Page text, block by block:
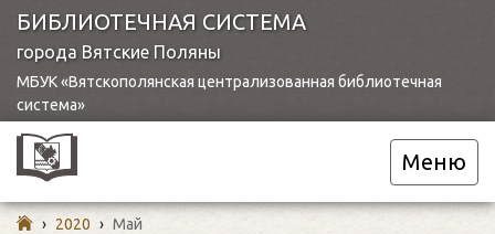
БИБЛИОТЕЧНАЯ СИСТЕМА
города Вятские Поляны
МБУК «Вятскополянская централизованная библиотечная
система»
Меню
› 2020 › Май